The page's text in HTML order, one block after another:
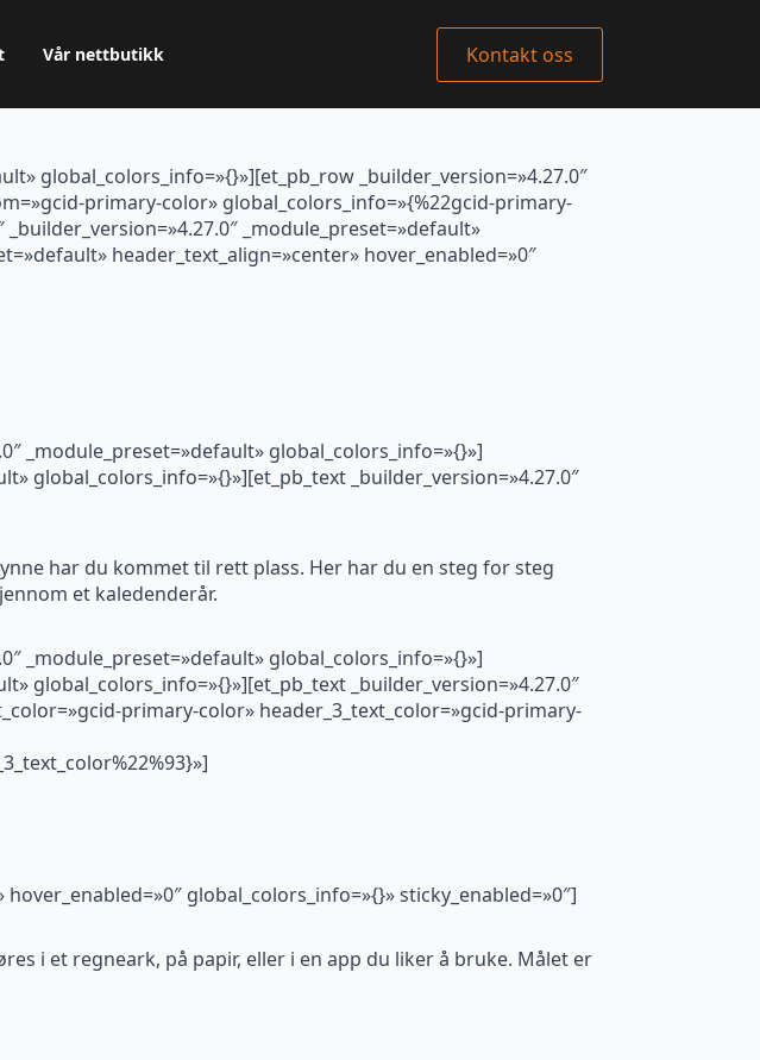
Vår nettbutikk Kontakt oss
global_colors_info=»{}»][et_pb_row _builder_version=»4.27.0″
primary-color» global_colors_info=»{%22gcid-primary-
_module_preset=»default»
header_text_align=»center» hover_enabled=»0″
_module_preset=»default» global_colors_info=»{}»]
global_colors_info=»{}»][et_pb_text _builder_version=»4.27.0″
har du kommet til rett plass. Her har du en steg for steg
et kaledenderår.
_module_preset=»default» global_colors_info=»{}»]
global_colors_info=»{}»][et_pb_text _builder_version=»4.27.0″
primary-color» header_3_text_color=»gcid-primary-
global_colors_info=»{}» sticky_enabled=»0″]
i et regneark, på papir, eller i en app du liker å bruke. Målet er